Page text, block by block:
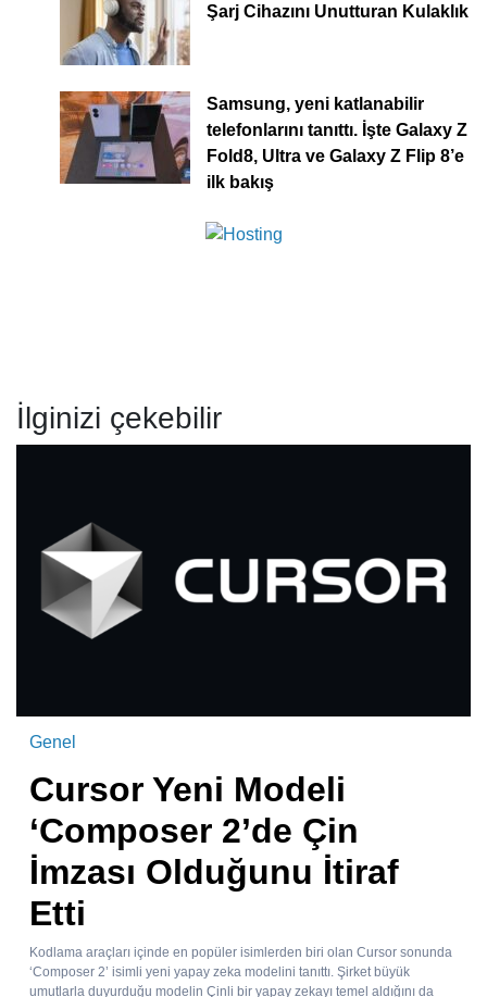
Şarj Cihazını Unutturan Kulaklık
Samsung, yeni katlanabilir
telefonlarını tanıttı. İşte Galaxy Z
Fold8, Ultra ve Galaxy Z Flip 8’e
ilk bakış
İlginizi çekebilir
Genel
Cursor Yeni Modeli
‘Composer 2’de Çin
İmzası Olduğunu İtiraf
Etti
Kodlama araçları içinde en popüler isimlerden biri olan Cursor sonunda
‘Composer 2’ isimli yeni yapay zeka modelini tanıttı. Şirket büyük
umutlarla duyurduğu modelin Çinli bir yapay zekayı temel aldığını da